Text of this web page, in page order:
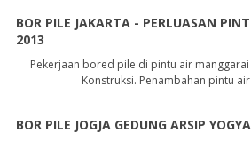
BOR PILE JAKARTA - PERLUASAN
2013
Pekerjaan bored pile di pintu air manggarai
Konstruksi. Penambahan pintu
BOR PILE JOGJA GEDUNG ARSIP